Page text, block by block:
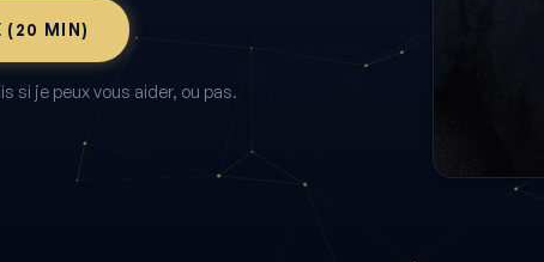
(20 MIN)
si je peux vous aider, ou pas.